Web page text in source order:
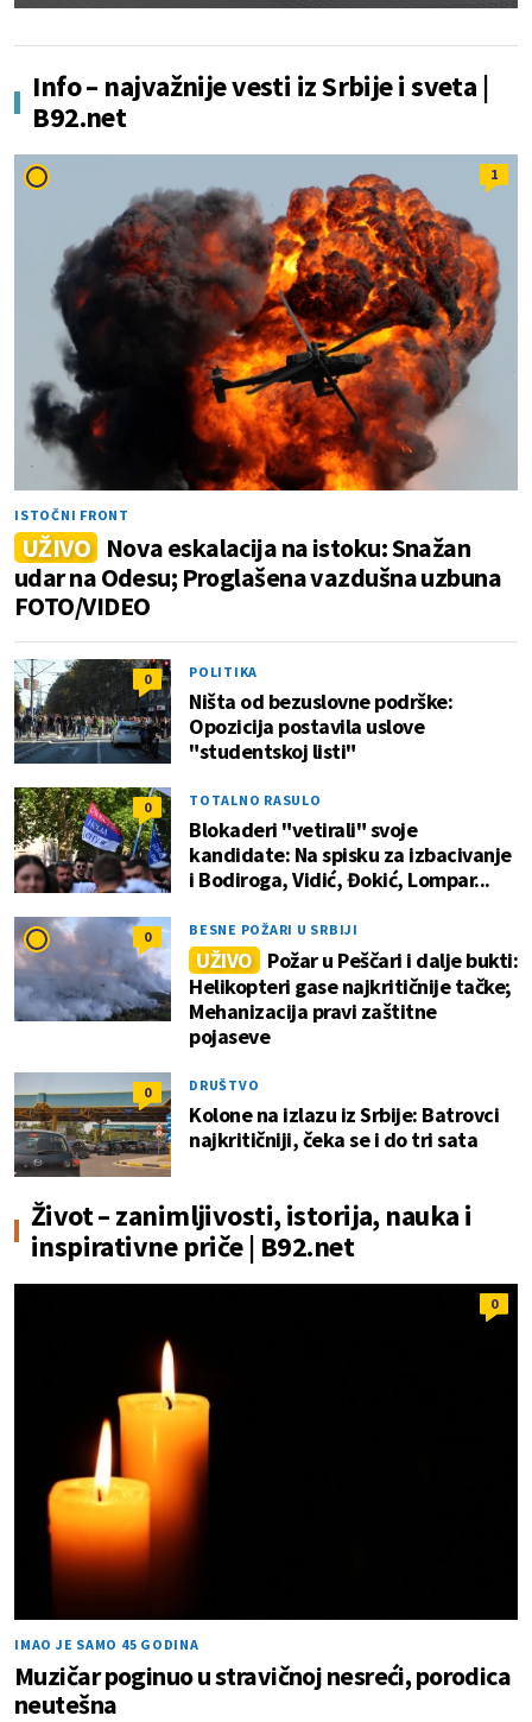
Info – najvažnije vesti iz Srbije i sveta |
B92.net
1
ISTOČNI FRONT
UŽIVO Nova eskalacija na istoku: Snažan
udar na Odesu; Proglašena vazdušna uzbuna
FOTO/VIDEO
0 POLITIKA
Ništa od bezuslovne podrške:
Opozicija postavila uslove
"studentskoj listi"
0 TOTALNO RASULO
Blokaderi "vetirali" svoje
kandidate: Na spisku za izbacivanje
i Bodiroga, Vidić, Đokić, Lompar...
0 BESNE POŽARI U SRBIJI
UŽIVO Požar u Peščari i dalje bukti:
Helikopteri gase najkritičnije tačke;
Mehanizacija pravi zaštitne
pojaseve
0 DRUŠTVO
Kolone na izlazu iz Srbije: Batrovci
najkritičniji, čeka se i do tri sata
Život – zanimljivosti, istorija, nauka i
inspirativne priče | B92.net
0
IMAO JE SAMO 45 GODINA
Muzičar poginuo u stravičnoj nesreći, porodica
neutešna